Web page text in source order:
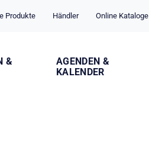
Produkte Händler Online Kataloge
&
AGENDEN &
KALENDER